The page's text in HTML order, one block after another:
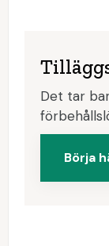
Det tar
Börja